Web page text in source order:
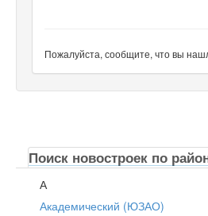
Пожалуйста, сообщите, что вы
Поиск новостроек по
А
Академический (ЮЗАО)